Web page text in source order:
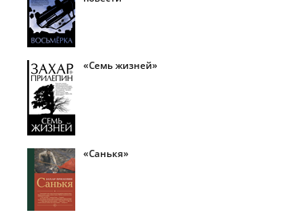
«Семь жизней»
«Санькя»